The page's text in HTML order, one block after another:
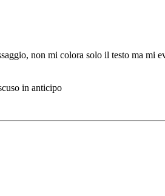
non mi colora solo il testo ma
in anticipo